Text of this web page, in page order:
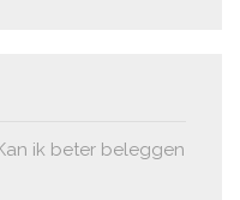
ik beter beleggen